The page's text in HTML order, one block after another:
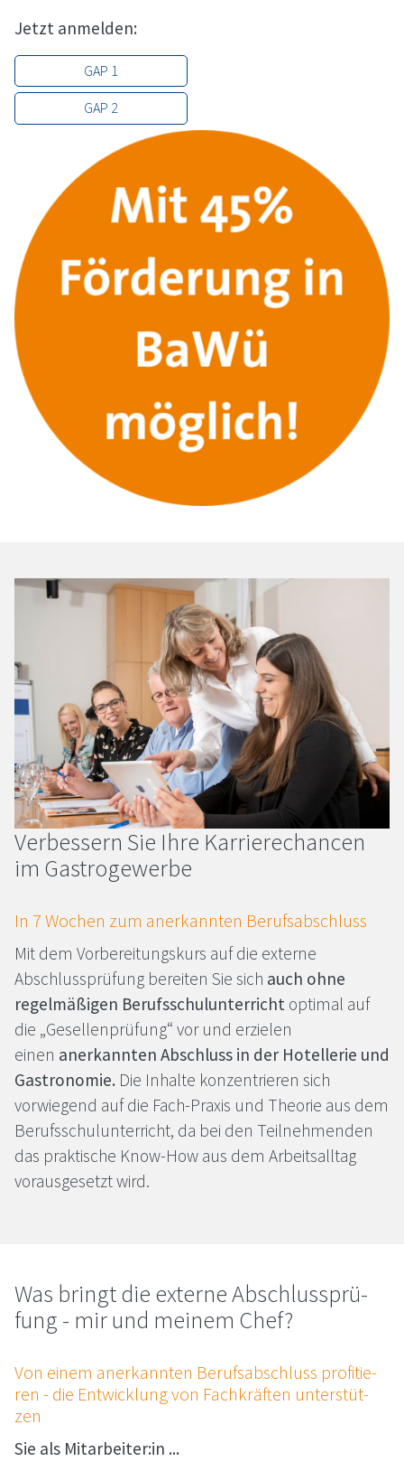
Jetzt anmelden:
GAP 1
GAP 2
Ver­bes­sern Sie Ih­re Kar­rie­re­chan­cen
im Gastro­ge­wer­be
In 7 Wo­chen zum an­er­kann­ten Be­rufs­ab­schluss
Mit dem Vorbereitungskurs auf die externe
Abschlussprüfung bereiten Sie sich auch ohne
regelmäßigen Berufsschulunterricht optimal auf
die „Gesellenprüfung“ vor und erzielen
einen anerkannten Abschluss in der Hotellerie und
Gastronomie. Die Inhalte konzentrieren sich
vorwiegend auf die Fach-Praxis und Theorie aus dem
Berufsschulunterricht, da bei den Teilnehmenden
das praktische Know-How aus dem Arbeitsalltag
vorausgesetzt wird.
Was bringt die ex­ter­ne Ab­schluss­prü­
fung - mir und mei­nem Chef?
Von ei­nem an­er­kann­ten Be­rufs­ab­schluss pro­fi­tie­
ren - die Ent­wick­lung von Fach­kräf­ten un­ter­stüt­
zen
Sie als Mitarbeiter:in ...